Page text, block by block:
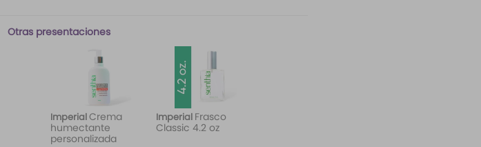
Otras presentaciones
ImperialCrema
humectante
personalizada
Imperial Frasco
Classic 4.2 oz